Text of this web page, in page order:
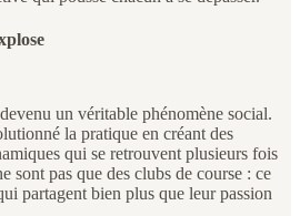
un véritable phénomène social.
la pratique en créant des
qui se retrouvent plusieurs fois
sont pas que des clubs de course : ce
partagent bien plus que leur passion